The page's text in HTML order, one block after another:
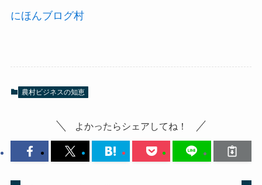
にほんブログ村
農村ビジネスの知恵
よかったらシェアしてね！